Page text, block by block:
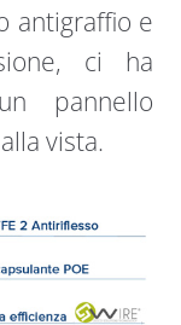
antigraffio e
ci ha
pannello
vista.